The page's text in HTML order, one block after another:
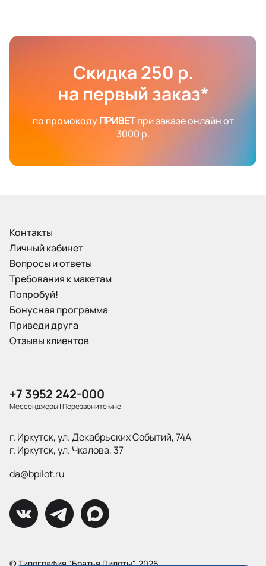
Скидка 250 р.
на первый заказ*
по промокодуПРИВЕТпри заказе онлайн от
3000 р.
Контакты
Личный кабинет
Вопросы и ответы
Требования к макетам
Попробуй!
Бонусная программа
Приведи друга
Отзывы клиентов
+7 3952 242-000
Мессенджеры|Перезвоните мне
г. Иркутск, ул. Декабрьских Событий, 74А
г. Иркутск, ул. Чкалова, 37
da@bpilot.ru
© Типография "Братья Пилоты", 2026